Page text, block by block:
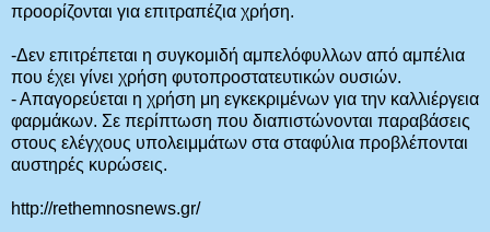
προορίζονται για επιτραπέζια χρήση.
-Δεν επιτρέπεται η συγκομιδή αμπελόφυλλων από αμπέλια
που έχει γίνει χρήση φυτοπροστατευτικών ουσιών.
- Απαγορεύεται η χρήση μη εγκεκριμένων για την καλλιέργεια
φαρμάκων. Σε περίπτωση που διαπιστώνονται παραβάσεις
στους ελέγχους υπολειμμάτων στα σταφύλια προβλέπονται
αυστηρές κυρώσεις.
http://rethemnosnews.gr/